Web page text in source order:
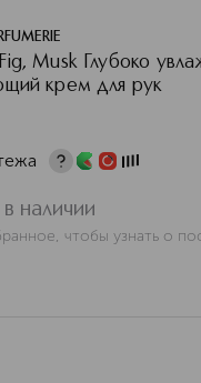
Musk Глубоко
крем для рук
наличии
чтобы узнать о